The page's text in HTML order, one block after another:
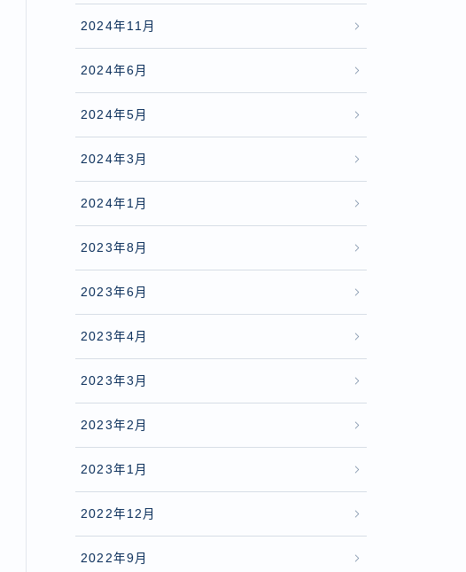
2024年11月
2024年6月
2024年5月
2024年3月
2024年1月
2023年8月
2023年6月
2023年4月
2023年3月
2023年2月
2023年1月
2022年12月
2022年9月